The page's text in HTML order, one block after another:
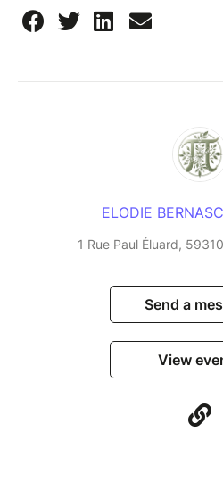
ELODIE
1 Rue Paul Éluard,
Send a
View